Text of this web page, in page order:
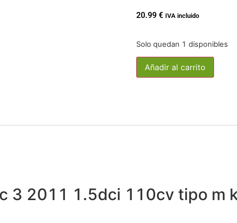
20.99 € IVA incluido
Solo quedan 1 disponibles
Añadir al carrito
3 2011 1.5dci 110cv tipo m